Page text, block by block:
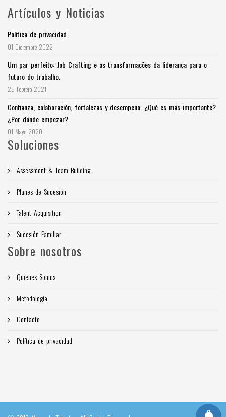
Artículos y Noticias
Política de privacidad
01 Diciembre 2022
Um par perfeito: Job Crafting e as transformações da liderança para o
futuro do trabalho.
25 Febrero 2021
Confianza, colaboración, fortalezas y desempeño. ¿Qué es más importante?
¿Por dónde empezar?
01 Mayo 2020
Soluciones
Assessment & Team Building
Planes de Sucesión
Talent Acquisition
Sucesión Familiar
Sobre nosotros
Quienes Somos
Metodología
Contacto
Política de privacidad